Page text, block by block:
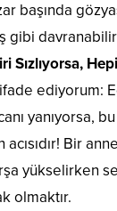
başında
gibi
Sızlıyorsa,
ediyorum:
yanıyorsa, bu
acısıdır! Bir
yükselirken
olmaktır.